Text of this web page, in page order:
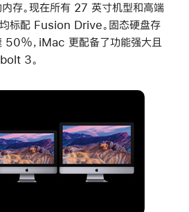
存。现在所有 27 英寸机型和高端
标配 Fusion Drive。固态硬盘存
50％，iMac 更配备了功能强大且
3。